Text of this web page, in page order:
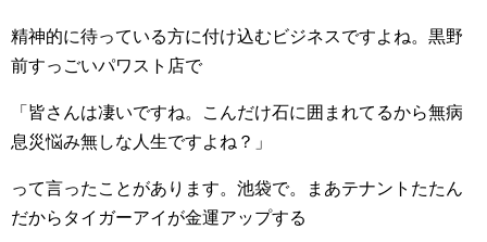
精神的に待っている方に付け込むビジネスですよね。黒野
前すっごいパワスト店で
「皆さんは凄いですね。こんだけ石に囲まれてるから無病
息災悩み無しな人生ですよね？」
って言ったことがあります。池袋で。まあテナントたたん
だからタイガーアイが金運アップする